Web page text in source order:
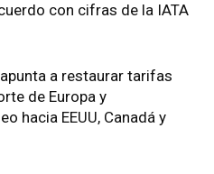
con cifras de la IATA
a restaurar tarifas
de Europa y
hacia EEUU, Canadá y